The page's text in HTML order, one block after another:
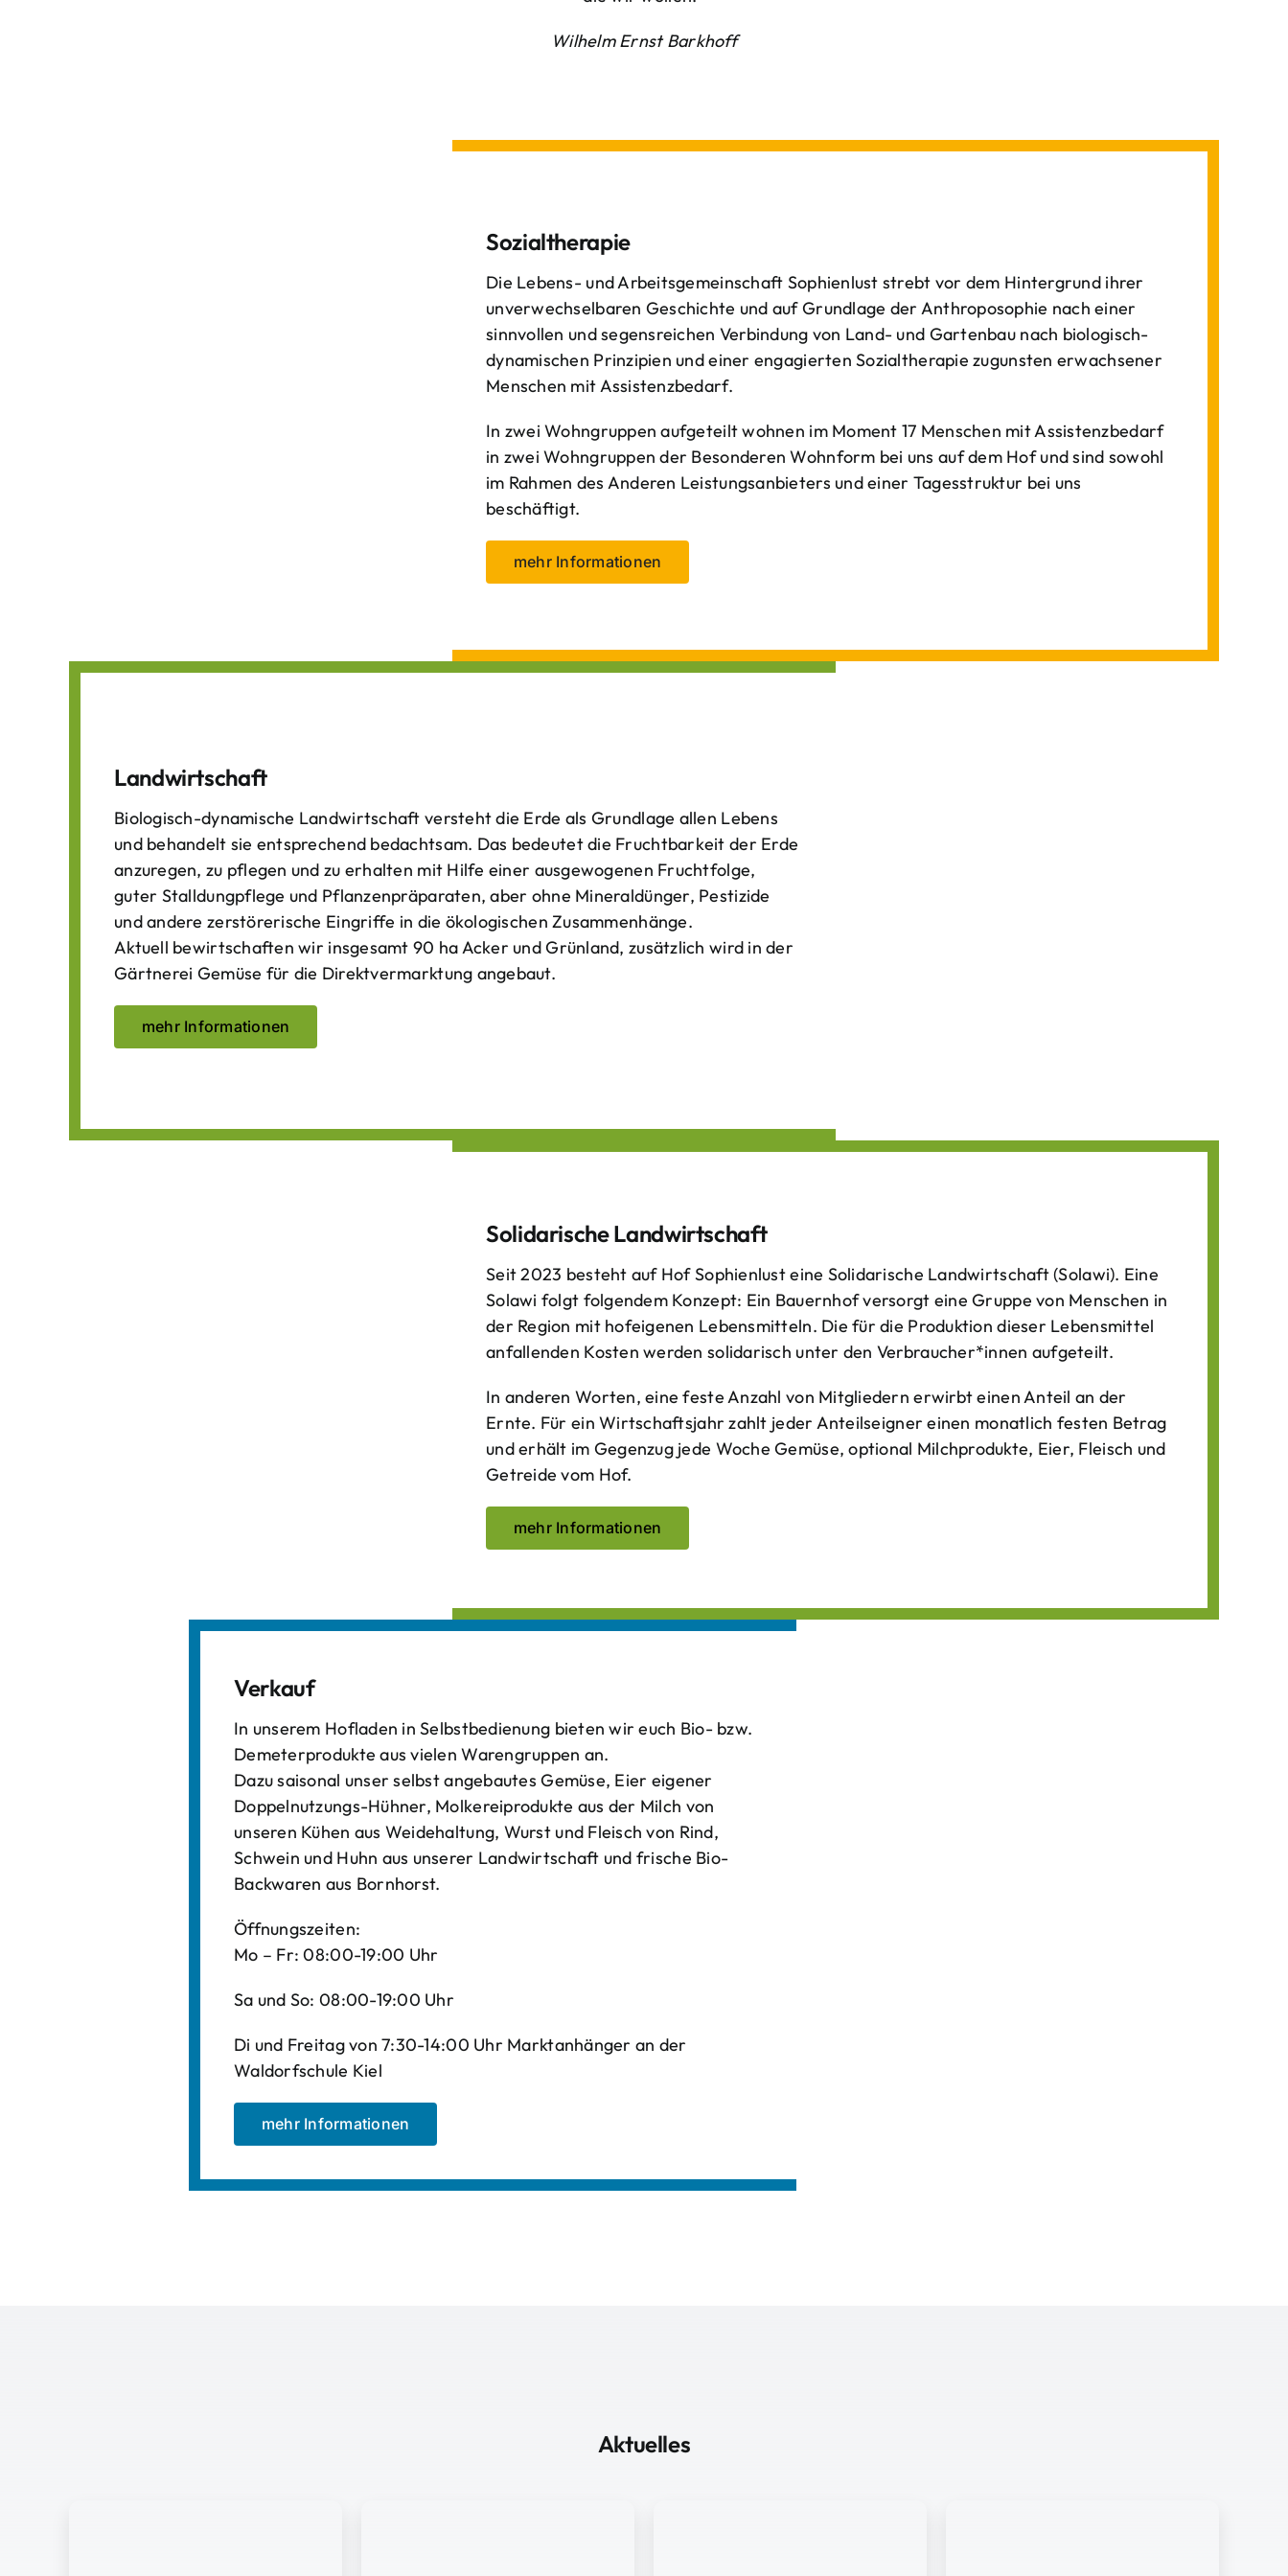
Wilhelm Ernst Barkhoff
Sozialtherapie
Die Lebens- und Arbeitsgemeinschaft Sophienlust strebt vor dem Hintergrund ihrer
unverwechselbaren Geschichte und auf Grundlage der Anthroposophie nach einer
sinnvollen und segensreichen Verbindung von Land- und Gartenbau nach biologisch-
dynamischen Prinzipien und einer engagierten Sozialtherapie zugunsten erwachsener
Menschen mit Assistenzbedarf.
In zwei Wohngruppen aufgeteilt wohnen im Moment 17 Menschen mit Assistenzbedarf
in zwei Wohngruppen der Besonderen Wohnform bei uns auf dem Hof und sind sowohl
im Rahmen des Anderen Leistungsanbieters und einer Tagesstruktur bei uns
beschäftigt.
mehr Informationen
Landwirtschaft
Biologisch-dynamische Landwirtschaft versteht die Erde als Grundlage allen Lebens
und behandelt sie entsprechend bedachtsam. Das bedeutet die Fruchtbarkeit der Erde
anzuregen, zu pflegen und zu erhalten mit Hilfe einer ausgewogenen Fruchtfolge,
guter Stalldungpflege und Pflanzenpräparaten, aber ohne Mineraldünger, Pestizide
und andere zerstörerische Eingriffe in die ökologischen Zusammenhänge.
Aktuell bewirtschaften wir insgesamt 90 ha Acker und Grünland, zusätzlich wird in der
Gärtnerei Gemüse für die Direktvermarktung angebaut.
mehr Informationen
Solidarische Landwirtschaft
Seit 2023 besteht auf Hof Sophienlust eine Solidarische Landwirtschaft (Solawi). Eine
Solawi folgt folgendem Konzept: Ein Bauern­hof versorgt eine Gruppe von Menschen in
der Region mit hof­eigenen Lebens­mitteln. Die für die Produktion dieser Lebens­mittel
anfallenden Kosten werden solidarisch unter den Verbraucher*­innen aufgeteilt.
In anderen Worten, eine feste Anzahl von Mitgliedern erwirbt einen Anteil an der
Ernte. Für ein Wirtschaftsjahr zahlt jeder Anteilseigner einen monatlich festen Betrag
und erhält im Gegenzug jede Woche Gemüse, optional Milchprodukte, Eier, Fleisch und
Getreide vom Hof.
mehr Informationen
Verkauf
In unserem Hofladen in Selbstbedienung bieten wir euch Bio- bzw.
Demeterprodukte aus vielen Warengruppen an.
Dazu saisonal unser selbst angebautes Gemüse, Eier eigener
Doppelnutzungs-Hühner, Molkereiprodukte aus der Milch von
unseren Kühen aus Weidehaltung, Wurst und Fleisch von Rind,
Schwein und Huhn aus unserer Landwirtschaft und frische Bio-
Backwaren aus Bornhorst.
Öffnungszeiten:
Mo – Fr: 08:00-19:00 Uhr
Sa und So: 08:00-19:00 Uhr
Di und Freitag von 7:30-14:00 Uhr Marktanhänger an der
Waldorfschule Kiel
mehr Informationen
Aktuelles